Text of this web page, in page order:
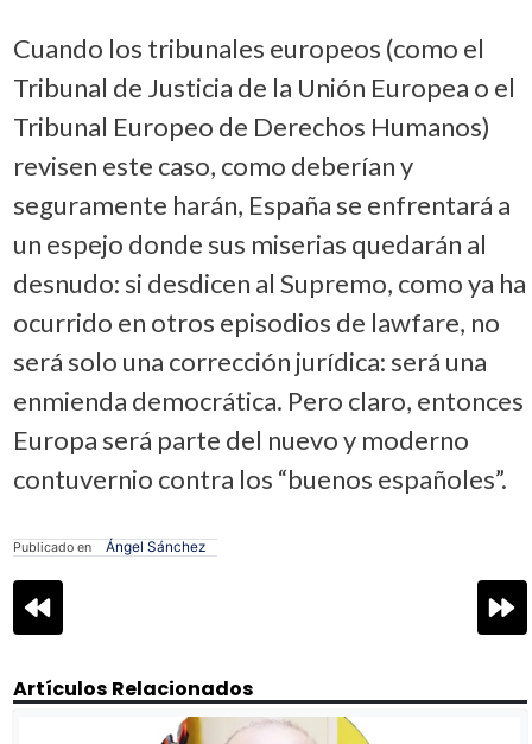
Cuando los tribunales europeos (como el
Tribunal de Justicia de la Unión Europea o el
Tribunal Europeo de Derechos Humanos)
revisen este caso, como deberían y
seguramente harán, España se enfrentará a
un espejo donde sus miserias quedarán al
desnudo: si desdicen al Supremo, como ya ha
ocurrido en otros episodios de lawfare, no
será solo una corrección jurídica: será una
enmienda democrática. Pero claro, entonces
Europa será parte del nuevo y moderno
contuvernio contra los “buenos españoles”.
Publicado en Ángel Sánchez
Navegación
de
Artículos Relacionados